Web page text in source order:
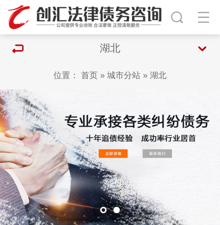
湖北
位置： 首页 » 城市分站 » 湖北